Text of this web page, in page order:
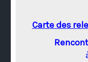
Carte des